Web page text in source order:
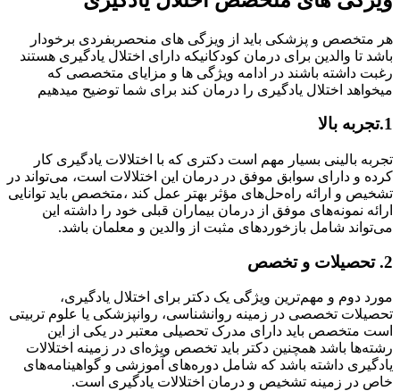
هر متخصص و پزشکی باید از ویزگی های منحصربفردی برخودار
باشد تا والدین برای درمان کودکانیکه دارای اختلال یادگیری هستند
رغبت داشته باشند در ادامه ویژگی ها و مزایای متخصصی که
میخواهد اختلال یادگیری را درمان کند برای شما توضیح میدهیم
1.تجربه بالا
تجربه بالینی بسیار مهم است دکتری که با اختلالات یادگیری کار
کرده و دارای سوابق موفق در درمان این اختلالات است، می‌تواند در
تشخیص و ارائه راه‌حل‌های مؤثر بهتر عمل کند ،متخصص باید توانایی
ارائه نمونه‌های موفق از درمان بیماران قبلی خود را داشته این
می‌تواند شامل بازخوردهای مثبت از والدین و معلمان باشد.
2. تحصیلات و تخصص
مورد دوم و مهم‌ترین ویژگی یک دکتر برای اختلال یادگیری،
تحصیلات تخصصی در زمینه روانشناسی، روانپزشکی یا علوم تربیتی
است متخصص باید دارای مدرک تحصیلی معتبر در یکی از این
رشته‌ها باشد همچنین دکتر باید تخصص ویژه‌ای در زمینه اختلالات
یادگیری داشته باشد که شامل دوره‌های آموزشی و گواهینامه‌های
خاص در زمینه تشخیص و درمان اختلالات یادگیری است.